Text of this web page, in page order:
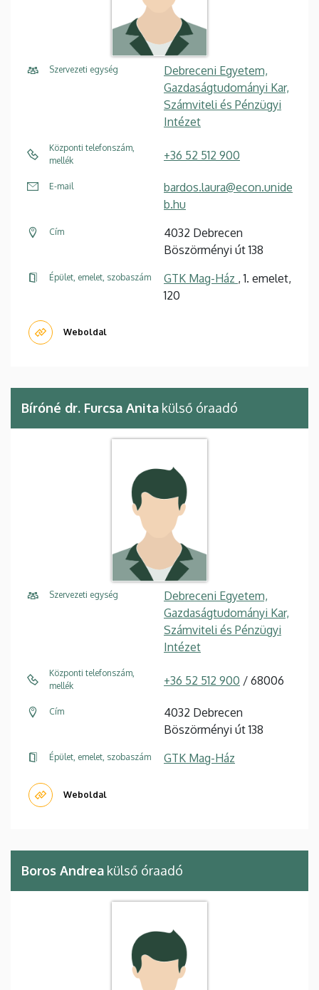
Szervezeti egység
Debreceni Egyetem,
Gazdaságtudományi Kar,
Számviteli és Pénzügyi
Intézet
Központi telefonszám,
mellék
+36 52 512 900
E-mail
bardos.laura@econ.unide
b.hu
Cím
4032 Debrecen
Böszörményi út 138
Épület, emelet, szobaszám GTK Mag-Ház , 1. emelet,
120
Weboldal
Bíróné dr. Furcsa Anita külső óraadó
Szervezeti egység
Debreceni Egyetem,
Gazdaságtudományi Kar,
Számviteli és Pénzügyi
Intézet
Központi telefonszám,
mellék
+36 52 512 900 / 68006
Cím
4032 Debrecen
Böszörményi út 138
Épület, emelet, szobaszám GTK Mag-Ház
Weboldal
Boros Andrea külső óraadó